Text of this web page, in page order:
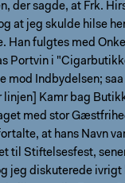
der sagde, at Frk.
at jeg skulde hilse
Han fulgtes med
Portvin i
mod Indbydelsen;
linjen] Kamr bag
med stor
at hans Navn
til Stiftelsesfest,
jeg diskuterede ivrigt